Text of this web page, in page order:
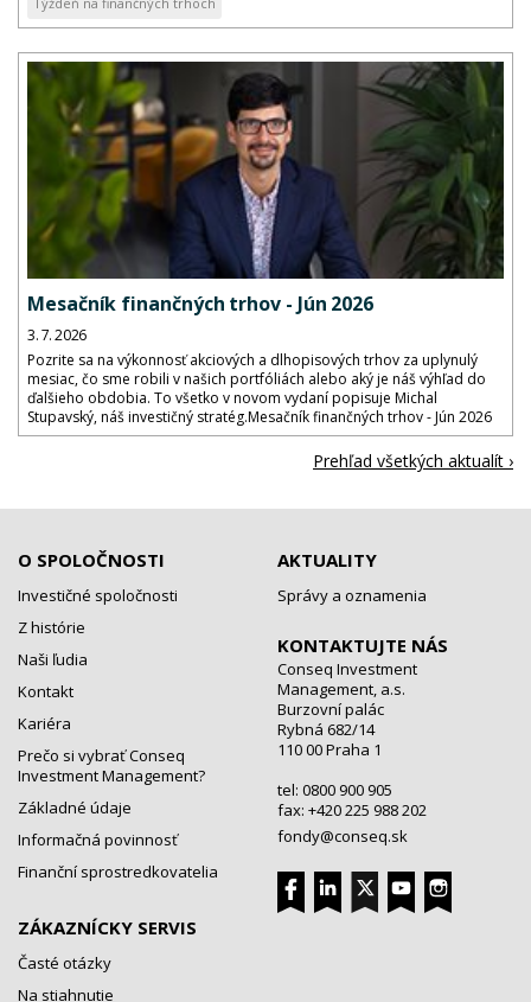
Mesačník finančných trhov - Jún 2026
3. 7. 2026
Pozrite sa na výkonnosť akciových a dlhopisových trhov za uplynulý
mesiac, čo sme robili v našich portfóliách alebo aký je náš výhľad do
ďalšieho obdobia. To všetko v novom vydaní popisuje Michal
Stupavský, náš investičný stratég.Mesačník finančných trhov - Jún 2026
Prehľad všetkých aktualít ›
O SPOLOČNOSTI
Investičné spoločnosti
Z histórie
Naši ľudia
Kontakt
Kariéra
Prečo si vybrať Conseq
Investment Management?
Základné údaje
Informačná povinnosť
Finanční sprostredkovatelia
ZÁKAZNÍCKY SERVIS
Časté otázky
Na stiahnutie
AKTUALITY
Správy a oznamenia
KONTAKTUJTE NÁS
Conseq Investment
Management, a.s.
Burzovní palác
Rybná 682/14
110 00 Praha 1
tel: 0800 900 905
fax: +420 225 988 202
fondy@conseq.sk